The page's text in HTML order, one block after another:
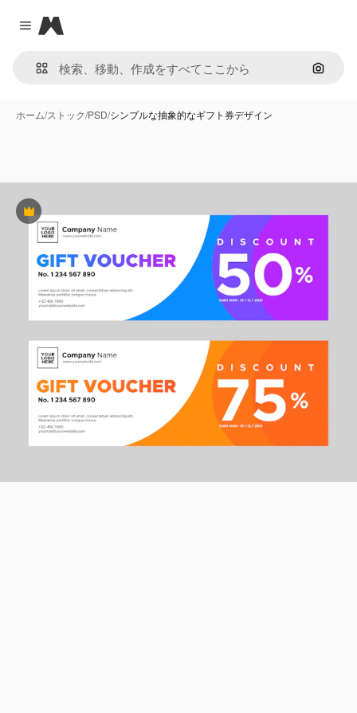
Close menu
Magnific
画像で
ホーム/ストック/PSD/シンプルな抽象的なギフト券デザイン
Premium